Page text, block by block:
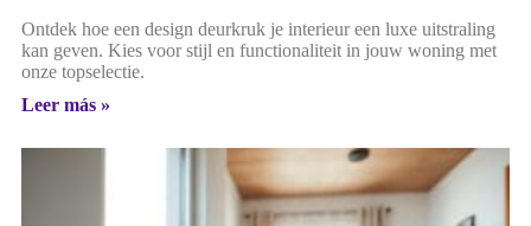
Ontdek hoe een design deurkruk je interieur een luxe uitstraling
kan geven. Kies voor stijl en functionaliteit in jouw woning met
onze topselectie.
Leer más »